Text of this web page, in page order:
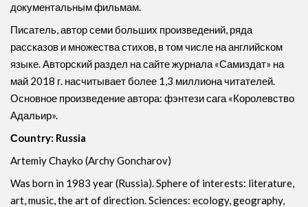
документальным фильмам.
Писатель, автор семи больших произведений, ряда
рассказов и множества стихов, в том числе на английском
языке. Авторский раздел на сайте журнала «Самиздат» на
май 2018 г. насчитывает более 1,3 миллиона читателей.
Основное произведение автора: фэнтези сага «Королевство
Адальир».
Сountry: Russia
Artemiy Chayko (Archy Goncharov)
Was born in 1983 year (Russia). Sphere of interests: literature,
art, music, the art of direction. Sciences: ecology, geography,